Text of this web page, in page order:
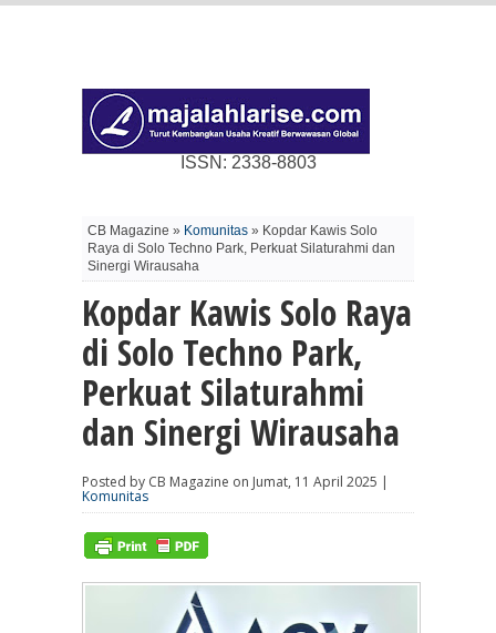
ISSN: 2338-8803
CB Magazine » Komunitas » Kopdar Kawis Solo
Raya di Solo Techno Park, Perkuat Silaturahmi dan
Sinergi Wirausaha
Kopdar Kawis Solo Raya
di Solo Techno Park,
Perkuat Silaturahmi
dan Sinergi Wirausaha
Posted by CB Magazine on Jumat, 11 April 2025 |
Komunitas